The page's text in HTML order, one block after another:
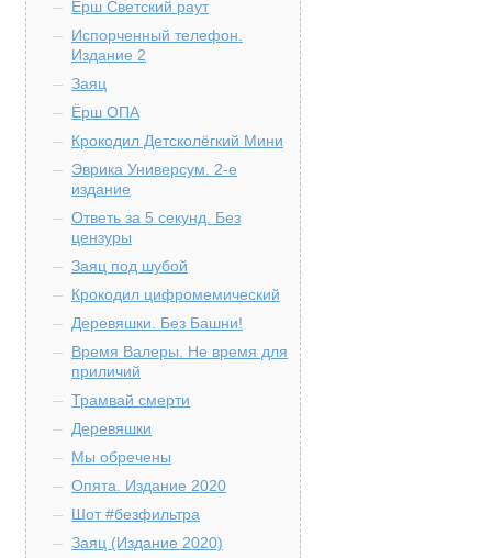
Ёрш Светский раут
Испорченный телефон.
Издание 2
Заяц
Ёрш ОПА
Крокодил Детсколёгкий Мини
Эврика Универсум. 2-е
издание
Ответь за 5 секунд. Без
цензуры
Заяц под шубой
Крокодил цифромемический
Деревяшки. Без Башни!
Время Валеры. Не время для
приличий
Трамвай смерти
Деревяшки
Мы обречены
Опята. Издание 2020
Шот #безфильтра
Заяц (Издание 2020)